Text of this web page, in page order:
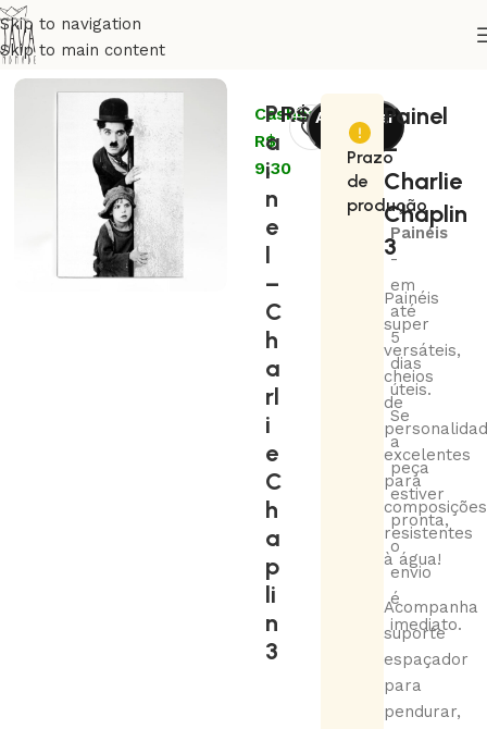
Skip to navigation
Skip to main content
Início Decoração Painéis
Cashback:
R$
9,30
P
a
i
n
e
l
–
C
h
a
rl
i
e
C
h
a
p
li
n
3
R$93,00
Adicionar
ao
carrinho
Prazo
de
produção
Painéis
-
em
até
5
dias
úteis.
Se
a
peça
estiver
pronta,
o
envio
é
imediato.
Painel
–
Charlie
Chaplin
3
Painéis
super
versáteis,
cheios
de
excelentes
para
resistentes
à água!
Acompanha
suporte
espaçador
para
pendurar,